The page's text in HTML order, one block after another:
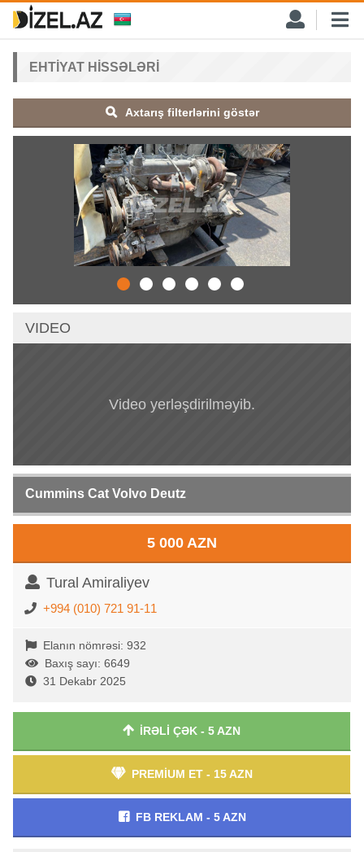
EHTIYAT HISSƏLƏRI
Axtarış filterlərini göstər
VIDEO
Video yerləşdirilməyib.
Cummins Cat Volvo Deutz
5 000 AZN
Tural Amiraliyev
+994 (010) 721 91-11
Elanın nömrəsi: 932
Baxış sayı: 6649
31 Dekabr 2025
İRƏLİ ÇƏK - 5 AZN
PREMİUM ET - 15 AZN
FB REKLAM - 5 AZN